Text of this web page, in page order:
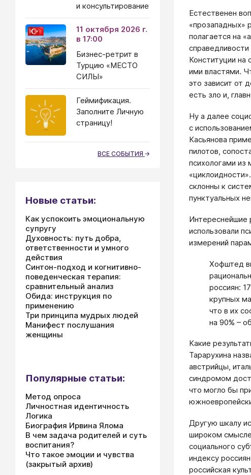
Естественен
«прозападных»
полагается на
Конституции
ими властями.
это зависит от
есть зло и,
Ну а далее
с
Касьянова
пилотов,
психологами из
склонны к
пунктуальных
Интереснейшие
использовали
измерений
Хофштед
россиян:
крупных
что в их
на 90% –
Какие
Тарарухина
австрийцы,
синдромом
что могло бы
Другую шкалу
широком
социального
индексу
российская
и консультирование
11 октября 2026 г.
в 17:00
Бизнес-ретрит в
Турцию «МЕСТО
СИЛЫ»
Геймификация.
Заполните Личную
страницу!
ВСЕ СОБЫТИЯ
Новые статьи:
Как успокоить эмоциональную
супругу
Духовность: путь добра,
ответственности и умного
действия
Синтон-подход и когнитивно-
поведенческая терапия:
сравнительный анализ
Обида: инструкция по
применению
Три принципа мудрых людей
Манифест послушания
женщины
Популярные статьи:
Метод опроса
Личностная идентичность
Логика
Биография Ирвина Ялома
В чем задача родителей и суть
воспитания?
Что такое эмоции и чувства
(закрытый архив)